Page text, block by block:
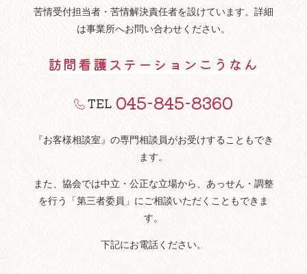
苦情受付担当者・苦情解決責任者を設けています。詳細
は事業所へお問い合わせください。
訪問看護ステーションこうなん
TEL 045-845-8360
『お客様相談室』の専門相談員がお受けすることもでき
ます。
また、協会では中立・公正な立場から、あっせん・調整
を行う「第三者委員」にご相談いただくこともできま
す。
下記にお電話ください。